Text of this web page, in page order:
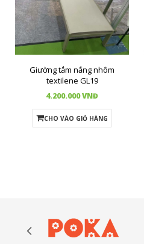
Giường tắm nắng nhôm
textilene GL19
4.200.000 VNĐ
CHO VÀO GIỎ HÀNG